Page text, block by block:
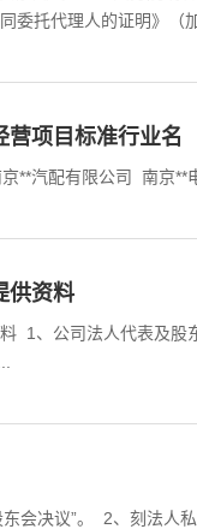
委托代理人的证明》（
营项目标准行业名
**汽配有限公司 南京**
供资料
1、公司法人代表及
东会决议”。 2、刻法人